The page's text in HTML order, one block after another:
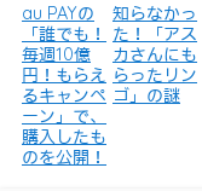
au PAYの
「誰でも！
毎週10億
円！もらえ
るキャンペ
ーン」で、
購入したも
のを公開！
知らなかっ
た！「アス
カさんにも
らったリン
ゴ」の謎